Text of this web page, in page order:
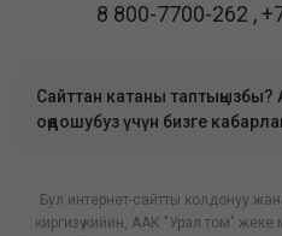
8 800-7700-262 ,
Сайттан катаны таптыңызбы?
оңдошубуз үчүн бизге
Бул интернет-сайтты колдонуу
киргизүү кийин, ААК "Урал том"